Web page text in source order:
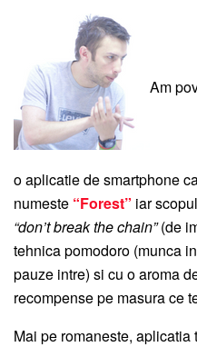
Am
o aplicatie de smartphone
numeste “Forest” iar
“don’t break the chain”(de
tehnica pomodoro (munca
pauze intre) si cu o aroma
recompense pe masura ce
Mai pe romaneste, aplicatia